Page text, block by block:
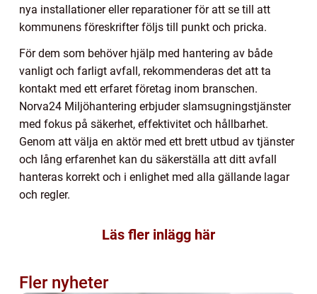
nya installationer eller reparationer för att se till att
kommunens föreskrifter följs till punkt och pricka.
För dem som behöver hjälp med hantering av både
vanligt och farligt avfall, rekommenderas det att ta
kontakt med ett erfaret företag inom branschen.
Norva24 Miljöhantering erbjuder slamsugningstjänster
med fokus på säkerhet, effektivitet och hållbarhet.
Genom att välja en aktör med ett brett utbud av tjänster
och lång erfarenhet kan du säkerställa att ditt avfall
hanteras korrekt och i enlighet med alla gällande lagar
och regler.
Läs fler inlägg här
Fler nyheter